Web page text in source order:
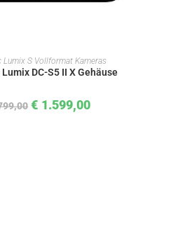
DEN WARENKORB
Lumix S Vollformat Kameras
DC-S5 II X Gehäuse
€ 1.599,00